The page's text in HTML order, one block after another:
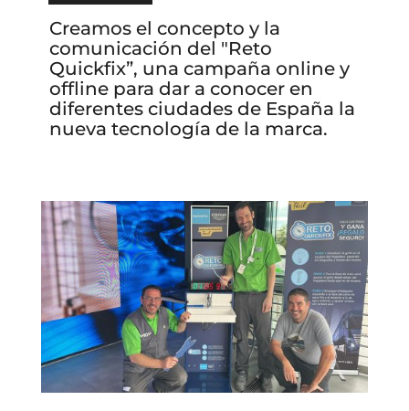
Creamos el concepto y la
comunicación del "Reto
Quickfix”, una campaña online y
offline para dar a conocer en
diferentes ciudades de España la
nueva tecnología de la marca.